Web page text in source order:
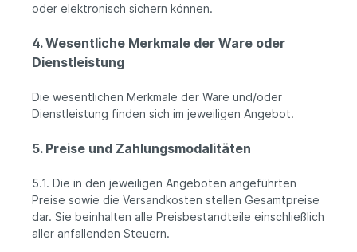
oder elektronisch sichern können.
4. Wesentliche Merkmale der Ware oder
Dienstleistung
Die wesentlichen Merkmale der Ware und/oder
Dienstleistung finden sich im jeweiligen Angebot.
5. Preise und Zahlungsmodalitäten
5.1. Die in den jeweiligen Angeboten angeführten
Preise sowie die Versandkosten stellen Gesamtpreise
dar. Sie beinhalten alle Preisbestandteile einschließlich
aller anfallenden Steuern.